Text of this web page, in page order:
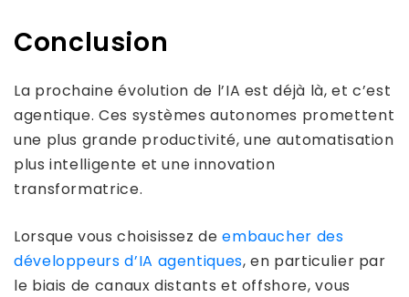
Conclusion
La prochaine évolution de l’IA est déjà là, et c’est
agentique. Ces systèmes autonomes promettent
une plus grande productivité, une automatisation
plus intelligente et une innovation
transformatrice.
Lorsque vous choisissez deembaucher des
développeurs d’IA agentiques, en particulier par
le biais de canaux distants et offshore, vous